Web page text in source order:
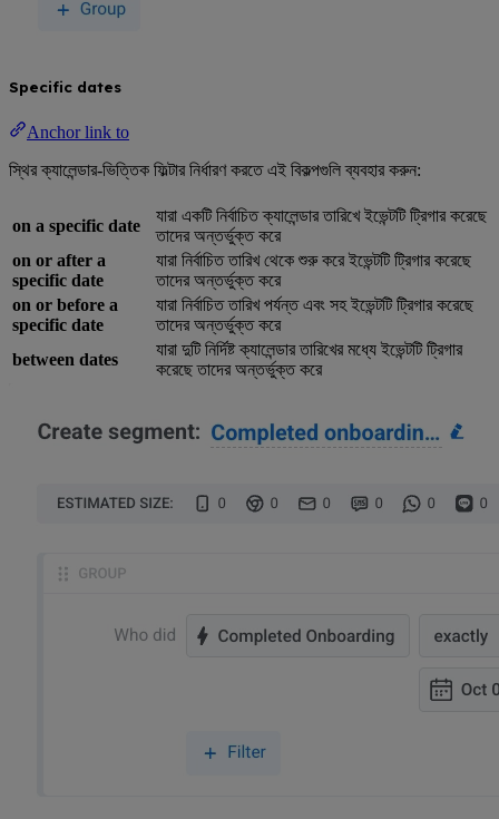
Specific dates
Anchor link to
স্থির ক্যালেন্ডার-ভিত্তিক ফিল্টার নির্ধারণ করতে এই বিকল্পগুলি ব্যবহার করুন:
on a specific date
যারা একটি নির্বাচিত ক্যালেন্ডার তারিখে ইভেন্টটি ট্রিগার করেছে
তাদের অন্তর্ভুক্ত করে
on or after a
specific date
যারা নির্বাচিত তারিখ থেকে শুরু করে ইভেন্টটি ট্রিগার করেছে
তাদের অন্তর্ভুক্ত করে
on or before a
specific date
যারা নির্বাচিত তারিখ পর্যন্ত এবং সহ ইভেন্টটি ট্রিগার করেছে
তাদের অন্তর্ভুক্ত করে
between dates
যারা দুটি নির্দিষ্ট ক্যালেন্ডার তারিখের মধ্যে ইভেন্টটি ট্রিগার
করেছে তাদের অন্তর্ভুক্ত করে